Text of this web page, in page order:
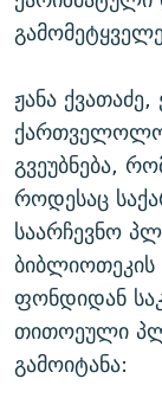
ჟანა
გვეუბნება,
როდესაც
საარჩევნო
ბიბლიოთეკის
ფონდიდან
თითოეული
გამოიტანა: